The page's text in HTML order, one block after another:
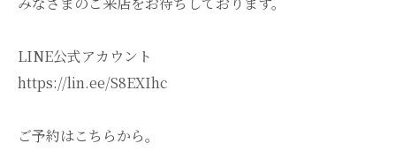
LINE公式アカウント
https://lin.ee/S8EXIhc
ご予約はこちらから。